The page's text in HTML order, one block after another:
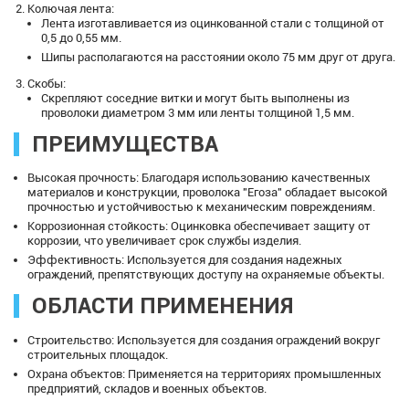
Колючая лента:
Лента изготавливается из оцинкованной стали с толщиной от
0,5 до 0,55 мм.
Шипы располагаются на расстоянии около 75 мм друг от друга.
Скобы:
Скрепляют соседние витки и могут быть выполнены из
проволоки диаметром 3 мм или ленты толщиной 1,5 мм.
ПРЕИМУЩЕСТВА
Высокая прочность: Благодаря использованию качественных
материалов и конструкции, проволока "Егоза" обладает высокой
прочностью и устойчивостью к механическим повреждениям.
Коррозионная стойкость: Оцинковка обеспечивает защиту от
коррозии, что увеличивает срок службы изделия.
Эффективность: Используется для создания надежных
ограждений, препятствующих доступу на охраняемые объекты.
ОБЛАСТИ ПРИМЕНЕНИЯ
Строительство: Используется для создания ограждений вокруг
строительных площадок.
Охрана объектов: Применяется на территориях промышленных
предприятий, складов и военных объектов.